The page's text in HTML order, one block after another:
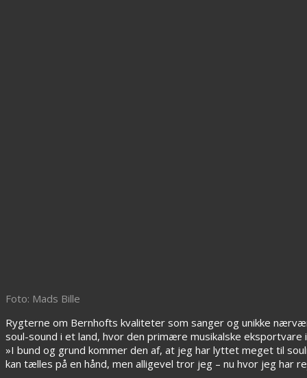
Foto: Mads Bille
Rygterne om Bernhofts kvaliteter som sanger og unikke
soul-sound i et land, hvor den primære musikalske
»I bund og grund kommer den af, at jeg har lyttet meget til
kan tælles på en hånd, men alligevel tror jeg – nu hvor jeg